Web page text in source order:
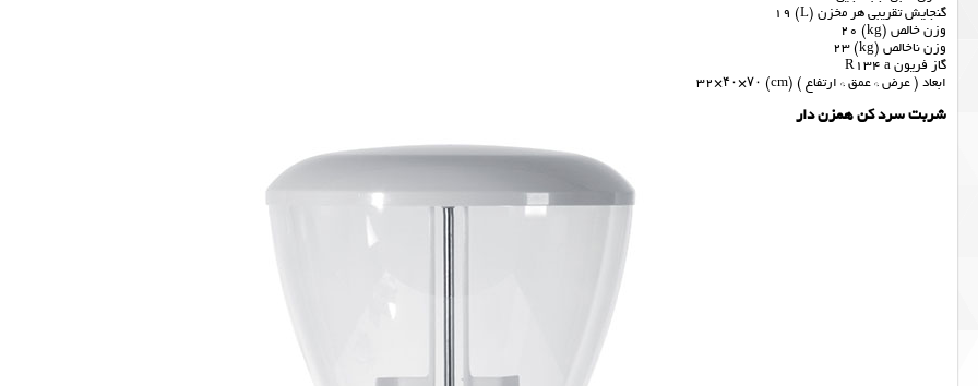
گنجایش تقریبی هر مخزن (L) 19
وزن خالص (kg) 20
وزن ناخالص (kg) 23
گاز فریون R134 a
ابعاد ( عرض * عمق * ارتفاع ) (cm) 32×۴۰×۷۰
شربت سرد کن همزن دار